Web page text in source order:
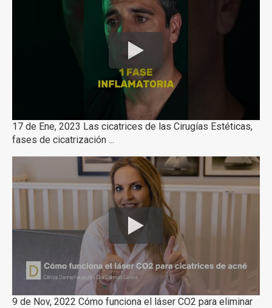
17 de Ene, 2023 Las cicatrices de las Cirugías Estéticas,
fases de cicatrización ...
9 de Nov, 2022 Cómo funciona el láser CO2 para eliminar